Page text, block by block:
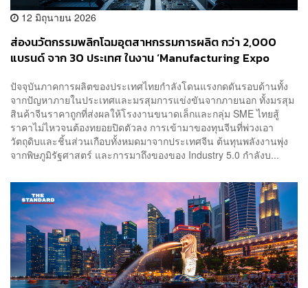
12 มิถุนายน 2026
ส่องนวัตกรรมพลิกโฉมอุตสาหกรรมการผลิต กว่า 2,000
แบรนด์ จาก 30 ประเทศ ในงาน ‘Manufacturing Expo
ปัจจุบันภาคการผลิตของประเทศไทยกำลังโดนแรงกดดันรอบด้านทั้ง
จากปัญหาภายในประเทศและมรสุมการแข่งขันจากภายนอก ทั้งมรสุม
สินค้าจีนราคาถูกที่ส่งผลให้โรงงานขนาดเล็กและกลุ่ม SME ไทยสู้
ราคาไม่ไหวจนต้องทยอยปิดตัวลง การเข้ามาของทุนจีนที่พ่วงเอา
วัตถุดิบและชิ้นส่วนเกือบทั้งหมดมาจากประเทศจีน ต้นทุนพลังงานพุ่ง
จากพิษภูมิรัฐศาสตร์ และการมาถึงของของ Industry 5.0 กำลังบ...